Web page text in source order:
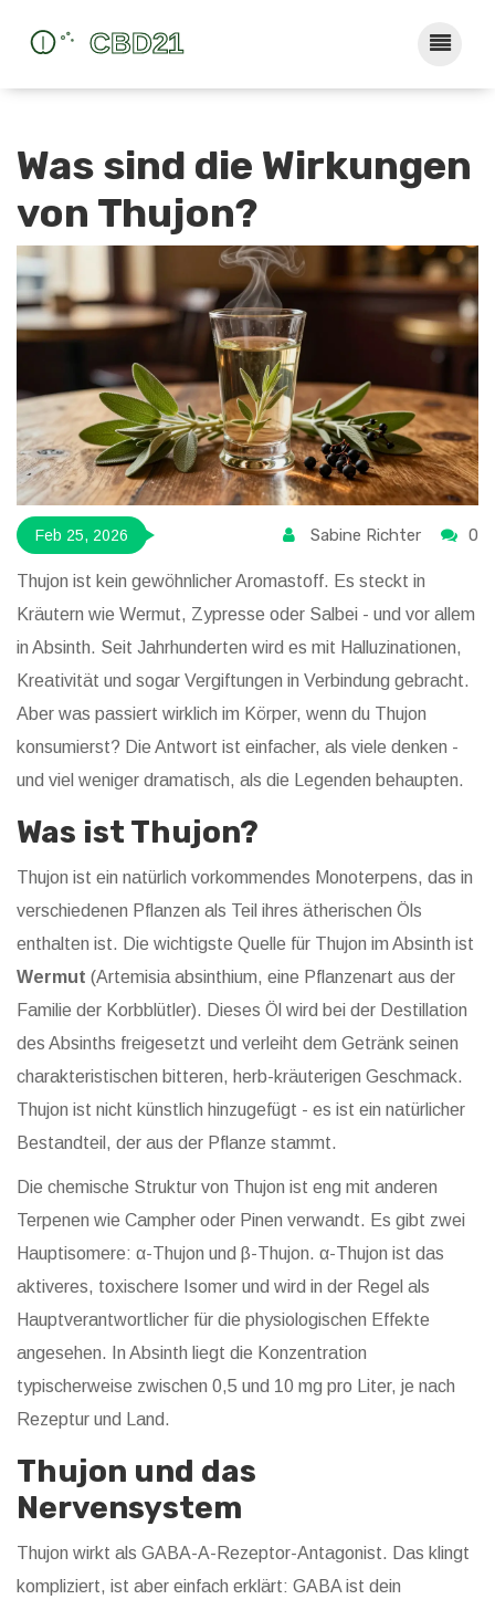
Was sind die Wirkungen
von Thujon?
Feb 25, 2026 Sabine Richter 0
Thujon ist kein gewöhnlicher Aromastoff. Es steckt in
Kräutern wie Wermut, Zypresse oder Salbei - und vor allem
in Absinth. Seit Jahrhunderten wird es mit Halluzinationen,
Kreativität und sogar Vergiftungen in Verbindung gebracht.
Aber was passiert wirklich im Körper, wenn du Thujon
konsumierst? Die Antwort ist einfacher, als viele denken -
und viel weniger dramatisch, als die Legenden behaupten.
Was ist Thujon?
Thujon ist ein natürlich vorkommendes Monoterpens, das in
verschiedenen Pflanzen als Teil ihres ätherischen Öls
enthalten ist. Die wichtigste Quelle für Thujon im Absinth ist
Wermut (Artemisia absinthium, eine Pflanzenart aus der
Familie der Korbblütler). Dieses Öl wird bei der Destillation
des Absinths freigesetzt und verleiht dem Getränk seinen
charakteristischen bitteren, herb-kräuterigen Geschmack.
Thujon ist nicht künstlich hinzugefügt - es ist ein natürlicher
Bestandteil, der aus der Pflanze stammt.
Die chemische Struktur von Thujon ist eng mit anderen
Terpenen wie Campher oder Pinen verwandt. Es gibt zwei
Hauptisomere: α-Thujon und β-Thujon. α-Thujon ist das
aktiveres, toxischere Isomer und wird in der Regel als
Hauptverantwortlicher für die physiologischen Effekte
angesehen. In Absinth liegt die Konzentration
typischerweise zwischen 0,5 und 10 mg pro Liter, je nach
Rezeptur und Land.
Thujon und das
Nervensystem
Thujon wirkt als GABA-A-Rezeptor-Antagonist. Das klingt
kompliziert, ist aber einfach erklärt: GABA ist dein